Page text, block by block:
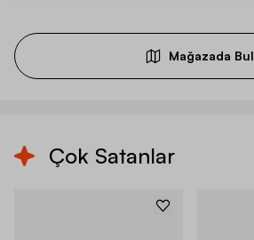
Mağazada Bul
Çok Satanlar